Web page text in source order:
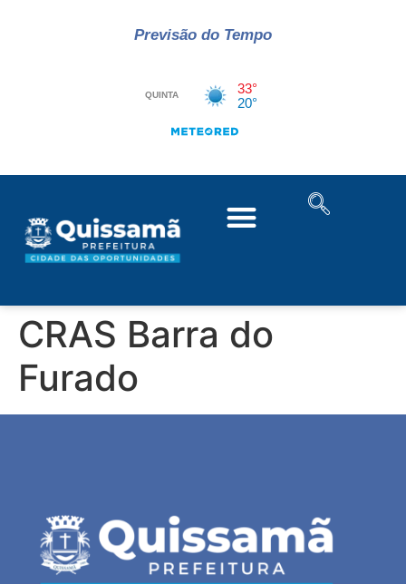
Previsão do Tempo
CRAS Barra do
Furado